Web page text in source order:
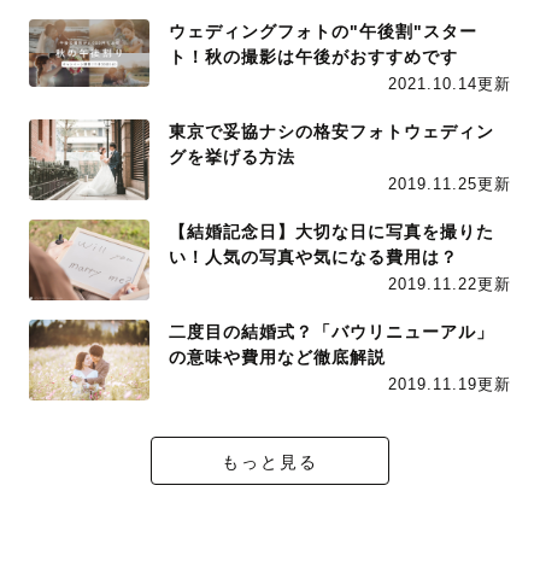
ウェディングフォトの"午後割"スター
ト！秋の撮影は午後がおすすめです
2021.10.14更新
東京で妥協ナシの格安フォトウェディン
グを挙げる方法
2019.11.25更新
【結婚記念日】大切な日に写真を撮りた
い！人気の写真や気になる費用は？
2019.11.22更新
二度目の結婚式？「バウリニューアル」
の意味や費用など徹底解説
2019.11.19更新
もっと見る